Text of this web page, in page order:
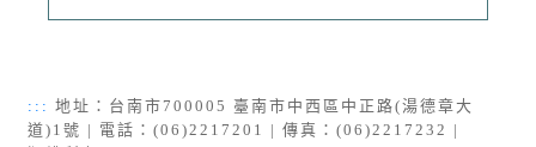
::: 地址：台南市700005 臺南市中西區中正路(湯德章大
道)1號 | 電話：(06)2217201 | 傳真：(06)2217232 |